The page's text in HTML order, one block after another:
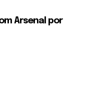
Arsenal por